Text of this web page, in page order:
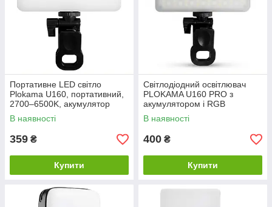
Портативне LED світло
Plokama U160, портативний,
2700–6500K, акумулятор
2000 мАг, чорне
В наявності
359 ₴
Купити
Світлодіодний освітлювач
PLOKAMA U160 PRO з
акумулятором і RGB
режимом 2700–6500K ,
чорний
В наявності
400 ₴
Купити